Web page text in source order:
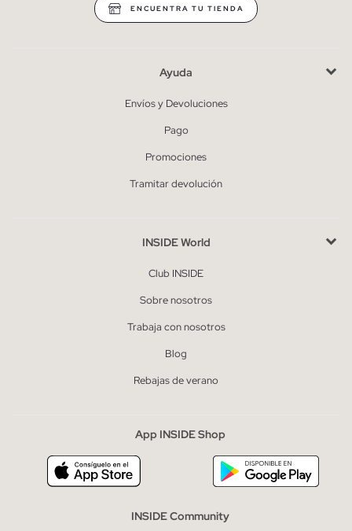
ENCUENTRA TU TIENDA
Ayuda
Envíos y Devoluciones
Pago
Promociones
Tramitar devolución
INSIDE World
Club INSIDE
Sobre nosotros
Trabaja con nosotros
Blog
Rebajas de verano
App INSIDE Shop
INSIDE Community